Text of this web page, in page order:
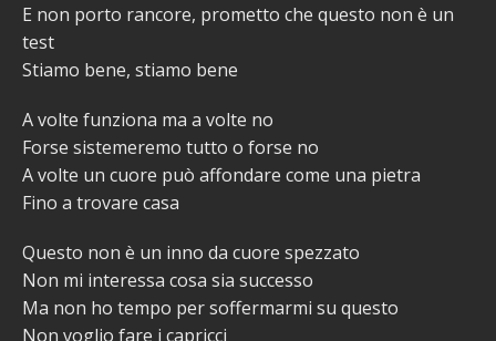
E non porto rancore, prometto che questo non è un
test
Stiamo bene, stiamo bene
A volte funziona ma a volte no
Forse sistemeremo tutto o forse no
A volte un cuore può affondare come una pietra
Fino a trovare casa
Questo non è un inno da cuore spezzato
Non mi interessa cosa sia successo
Ma non ho tempo per soffermarmi su questo
Non voglio fare i capricci